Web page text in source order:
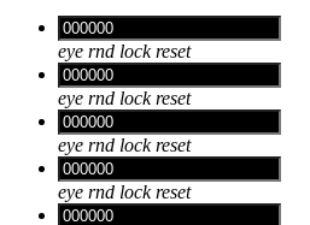
eye rnd lock reset
eye rnd lock reset
eye rnd lock reset
eye rnd lock reset